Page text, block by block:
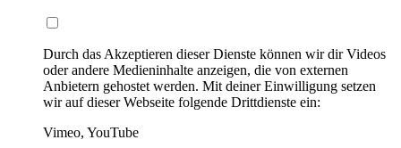
Durch das Akzeptieren dieser Dienste können wir dir Videos
oder andere Medieninhalte anzeigen, die von externen
Anbietern gehostet werden. Mit deiner Einwilligung setzen
wir auf dieser Webseite folgende Drittdienste ein:
Vimeo, YouTube